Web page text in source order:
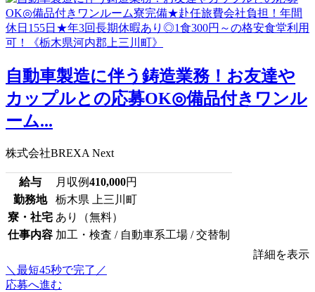
自動車製造に伴う鋳造業務！お友達や
カップルとの応募OK◎備品付きワンル
ーム...
株式会社BREXA Next
給与 月収例410,000円
勤務地
栃木県 上三川町
寮・社宅 あり（無料）
仕事内容 加工・検査 / 自動車系工場 / 交替制
詳細を表示
＼最短45秒で完了／
応募へ進む